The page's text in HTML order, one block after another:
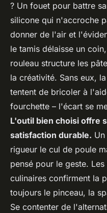
? Un fouet pour battre
silicone qui n'accroche
donner de l'air et
le tamis délaisse un
rouleau structure les
la créativité. Sans eux,
tentent de bricoler à
fourchette – l'écart se
L'outil bien choisi offre
satisfaction durable.
rigueur le cul de poule
pensé pour le geste.
culinaires confirment la
toujours le pinceau, la
Se contenter de